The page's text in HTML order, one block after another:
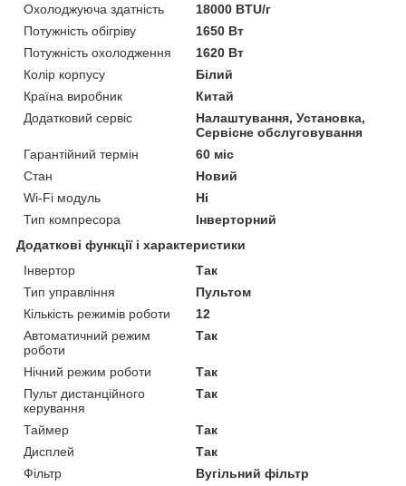
Охолоджуюча здатність
18000 BTU/г
Потужність обігріву
1650 Вт
Потужність охолодження
1620 Вт
Колір корпусу
Білий
Країна виробник
Китай
Додатковий сервіс
Налаштування, Установка,
Сервісне обслуговування
Гарантійний термін
60 міс
Стан
Новий
Wi-Fi модуль
Ні
Тип компресора
Інверторний
Додаткові функції і характеристики
Інвертор
Так
Тип управління
Пультом
Кількість режимів роботи
12
Автоматичний режим
роботи
Так
Нічний режим роботи
Так
Пульт дистанційного
керування
Так
Таймер
Так
Дисплей
Так
Фільтр
Вугільний фільтр